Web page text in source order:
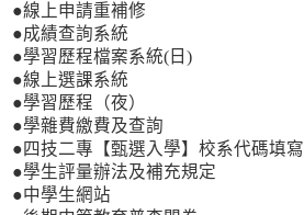
●線上申請重補修
●成績查詢系統
●學習歷程檔案系統(日)
●線上選課系統
●學習歷程（夜）
●學雜費繳費及查詢
●四技二專【甄選入學】校系代碼填寫
●學生評量辦法及補充規定
●中學生網站